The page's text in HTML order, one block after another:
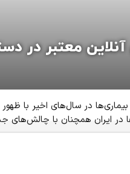
معتبر در
در سال‌های اخیر با ظهور
در ایران همچنان با چالش‌های